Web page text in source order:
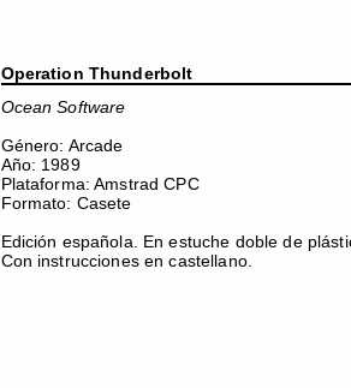
Operation Thunderbolt
Ocean Software
Género: Arcade
Año: 1989
Plataforma: Amstrad CPC
Formato: Casete
Edición española. En estuche doble de
Con instrucciones en castellano.